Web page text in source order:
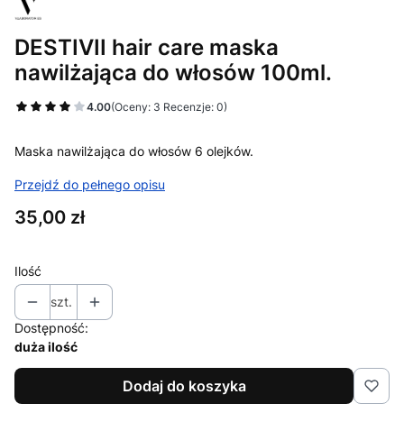
DESTIVII hair care maska
nawilżająca do włosów 100ml.
4.00(Oceny: 3 Recenzje: 0)
Maska nawilżająca do włosów 6 olejków.
Przejdź do pełnego opisu
Cena
35,00 zł
Ilość
szt.
Dostępność:
duża ilość
Dodaj do koszyka